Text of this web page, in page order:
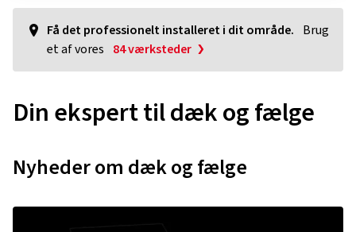
Få det professionelt installeret i dit område. Brug
et af vores 84 værksteder
Din ekspert til dæk og fælge
Nyheder om dæk og fælge